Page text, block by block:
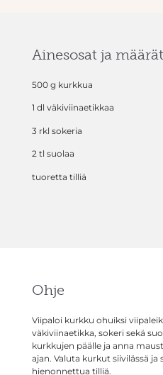
Ainesosat ja määrät
500 g kurkkua
1 dl väkiviinaetikkaa
3 rkl sokeria
2 tl suolaa
tuoretta tilliä
Ohje
Viipaloi kurkku ohuiksi
väkiviinaetikka, sokeri sekä
kurkkujen päälle ja anna
ajan. Valuta kurkut siivilässä
hienonnettua tilliä.